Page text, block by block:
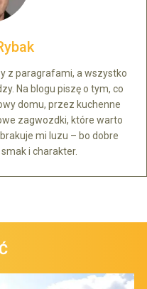
z paragrafami, a wszystko
Na blogu piszę o tym, co
domu, przez kuchenne
zagwozdki, które warto
mi luzu – bo dobre
i charakter.